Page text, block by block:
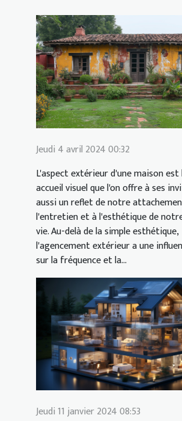
Jeudi 4 avril 2024 00:32
L'aspect extérieur d'une maison
accueil visuel que l'on offre à ses
aussi un reflet de notre
l'entretien et à l'esthétique de
vie. Au-delà de la simple esthétique,
l'agencement extérieur a une
sur la fréquence et la...
Jeudi 11 janvier 2024 08:53